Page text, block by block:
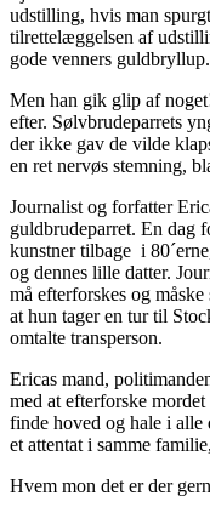
udstilling, hvis man
tilrettelæggelsen af
gode venners guldbryllup.
Men han gik glip af
efter. Sølvbrudeparrets
der ikke gav de vilde
en ret nervøs stemning,
Journalist og forfatter
guldbrudeparret. En dag
kunstner tilbage i
og dennes lille datter.
må efterforskes og
at hun tager en tur til
omtalte transperson.
Ericas mand,
med at efterforske
finde hoved og hale i alle
et attentat i samme
Hvem mon det er der